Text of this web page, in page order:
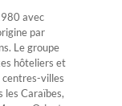
avec
par
Le groupe
hôteliers et
centres-villes
les Caraïbes,